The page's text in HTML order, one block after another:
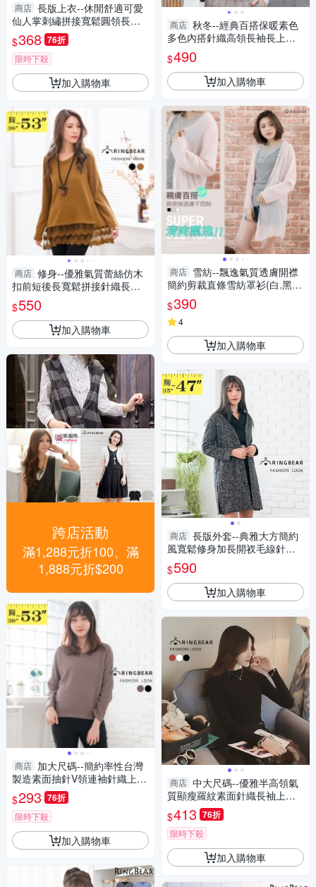
商店 長版上衣--休閒舒適可愛
仙人掌刺繡拼接寬鬆圓領長袖
上衣(橘.黑L-3L)-X349眼圈熊中
大尺碼
$368 76折
限時下殺
加入購物車
商店 修身--優雅氣質蕾絲仿木
扣前短後長寬鬆拼接針織長版
上衣(黑.咖XL-5L)-X314眼圈熊
中大尺碼
$550
加入購物車
跨店活動
滿1,288元折100、滿
1,888元折$200
商店 加大尺碼--簡約率性台灣
製造素面抽針V領連袖針織上衣
(黑.可可M-5L)-X226眼圈熊中
大尺碼
$293 76折
限時下殺
加入購物車
商店 秋冬--經典百搭保暖素色
多色內搭針織高領長袖長上衣
(白.黑.杏M-3L)-X356眼圈熊中
大尺碼
$490
加入購物車
商店 雪紡--飄逸氣質透膚開襟
簡約剪裁直條雪紡罩衫(白.黑.
粉XL-4L)-J214眼圈熊中大尺碼
$390
4
加入購物車
商店 長版外套--典雅大方簡約
風寬鬆修身加長開衩毛線針織
薄外套(灰L-3L)-J235眼圈熊中
大尺碼
$590
加入購物車
商店 中大尺碼--優雅半高領氣
質顯瘦羅紋素面針織長袖上衣
(白.黑.紅XL-2L)-X306眼圈熊中
大尺碼
$413 76折
限時下殺
加入購物車